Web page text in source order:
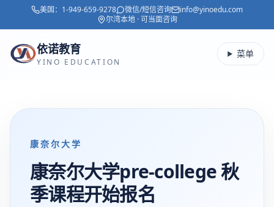
美国： 1-949-659-9278 微信/短信咨询
info@yinoedu.com
尔湾本地 · 可当面咨询
依诺教育
YINO EDUCATION
菜单
康奈尔大学
康奈尔大学pre-college 秋
季课程开始报名